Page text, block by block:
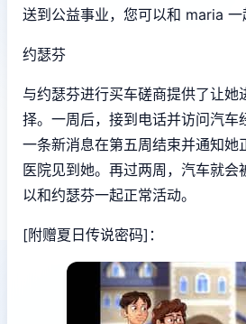
送到公益事业，您可以和 maria 一
约瑟芬
与约瑟芬进行买车磋商提供了让她
择。一周后，接到电话并访问汽车
一条新消息在第五周结束并通知她
医院见到她。再过两周，汽车就会
以和约瑟芬一起正常活动。
[附赠夏日传说密码]：